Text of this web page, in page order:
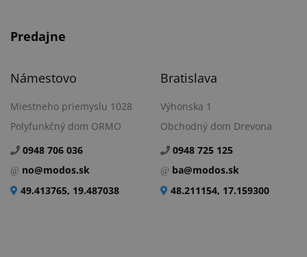
Predajne
Námestovo
Miestneho priemyslu 1028
Polyfunkčný dom ORMO
0948 706 036
no@modos.sk
49.413765, 19.487038
Bratislava
Výhonska 1
Obchodný dom Drevona
0948 725 125
ba@modos.sk
48.211154, 17.159300